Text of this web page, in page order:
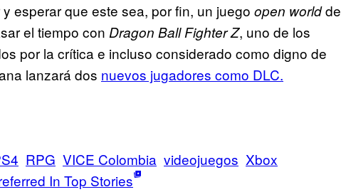
esperar que este sea, por fin, un juego open worldde
el tiempo con Dragon Ball Fighter Z, uno de los
por la crítica e incluso considerado como digno de
lanzará dos nuevos jugadores como DLC.
RPG VICE Colombia videojuegos Xbox
In Top Stories